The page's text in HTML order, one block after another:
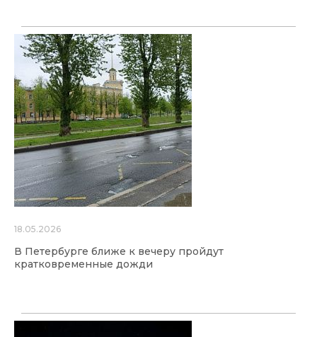
18.05.2026
В Петербурге ближе к вечеру пройдут
кратковременные дожди